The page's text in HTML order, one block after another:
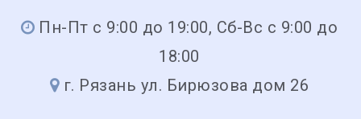
Пн-Пт с 9:00 до 19:00, Сб-Вс с 9:00 до
18:00
г. Рязань ул. Бирюзова дом 26